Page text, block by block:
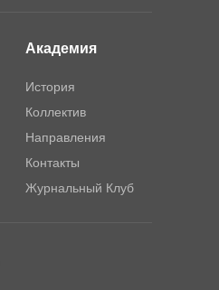
Академия
История
Коллектив
Направления
Контакты
Журнальный Клуб